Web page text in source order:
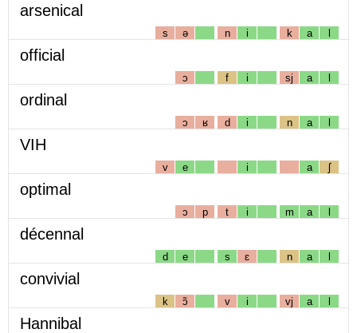
arsenical
s ə n i k a l
official
ɔ f i sj a l
ordinal
ɔ ʁ d i n a l
VIH
v e i a ʃ
optimal
ɔ p t i m a l
décennal
d e s ɛ n a l
convivial
k ɔ̃ v i vj a l
Hannibal